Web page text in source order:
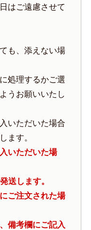
はご遠慮させて
も、添えない場
処理するかご選
うお願いいたし
いただいた場合
ます。
いただいた場
送します。
ご注文された場
備考欄にご記入